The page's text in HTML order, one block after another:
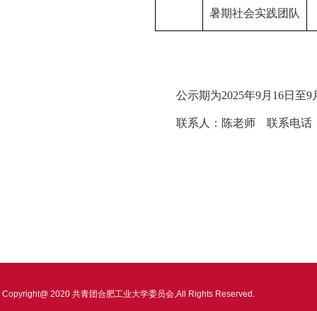
暑期社会实践团队
公示期为2025年9月16日至
联系人：陈老师 联系电话
Copyright@ 2020 共青团合肥工业大学委员会,All Rights Reserved.